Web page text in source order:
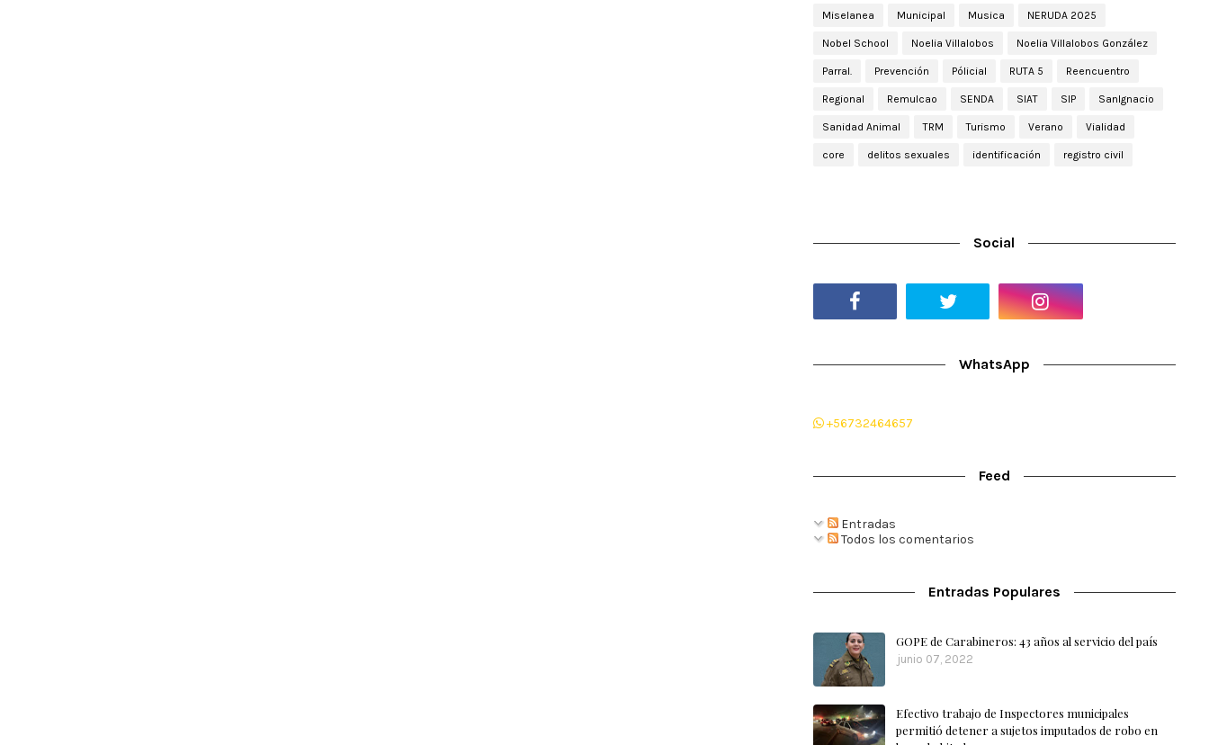
Miselanea Municipal Musica NERUDA 2025
Nobel School Noelia Villalobos Noelia Villalobos González
Parral. Prevención Pólicial RUTA 5 Reencuentro
Regional Remulcao SENDA SIAT SIP SanIgnacio
Sanidad Animal TRM Turismo Verano Vialidad
core delitos sexuales identificación registro civil
Social
WhatsApp
+56732464657
Feed
Entradas
Todos los comentarios
Entradas Populares
GOPE de Carabineros: 43 años al servicio del país
junio 07, 2022
Efectivo trabajo de Inspectores municipales
permitió detener a sujetos imputados de robo en